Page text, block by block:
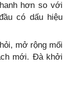
hơn so với
có dấu hiệu
mở rộng mối
mới. Đà khởi